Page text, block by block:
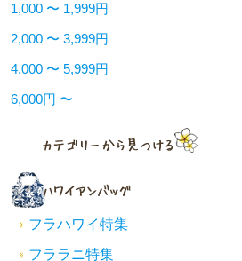
1,000 〜 1,999円
2,000 〜 3,999円
4,000 〜 5,999円
6,000円 〜
フラハワイ特集
フララニ特集